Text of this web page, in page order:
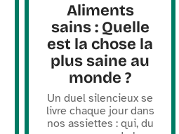
Aliments
sains : Quelle
est la chose la
plus saine au
monde ?
Un duel silencieux se
livre chaque jour dans
nos assiettes : qui, du